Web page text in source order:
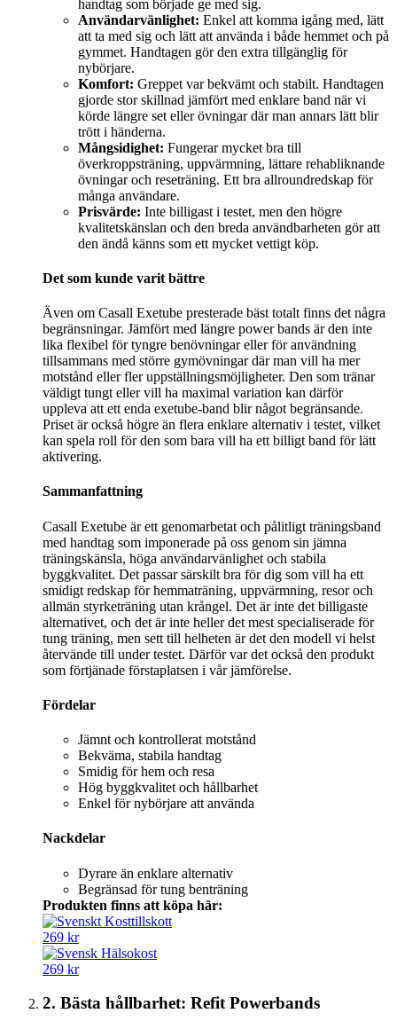
handtag som började ge med sig.
Användarvänlighet: Enkel att komma igång med, lätt
att ta med sig och lätt att använda i både hemmet och på
gymmet. Handtagen gör den extra tillgänglig för
nybörjare.
Komfort: Greppet var bekvämt och stabilt. Handtagen
gjorde stor skillnad jämfört med enklare band när vi
körde längre set eller övningar där man annars lätt blir
trött i händerna.
Mångsidighet: Fungerar mycket bra till
överkroppsträning, uppvärmning, lättare rehabliknande
övningar och reseträning. Ett bra allroundredskap för
många användare.
Prisvärde: Inte billigast i testet, men den högre
kvalitetskänslan och den breda användbarheten gör att
den ändå känns som ett mycket vettigt köp.
Det som kunde varit bättre
Även om Casall Exetube presterade bäst totalt finns det några
begränsningar. Jämfört med längre power bands är den inte
lika flexibel för tyngre benövningar eller för användning
tillsammans med större gymövningar där man vill ha mer
motstånd eller fler uppställningsmöjligheter. Den som tränar
väldigt tungt eller vill ha maximal variation kan därför
uppleva att ett enda exetube-band blir något begränsande.
Priset är också högre än flera enklare alternativ i testet, vilket
kan spela roll för den som bara vill ha ett billigt band för lätt
aktivering.
Sammanfattning
Casall Exetube är ett genomarbetat och pålitligt träningsband
med handtag som imponerade på oss genom sin jämna
träningskänsla, höga användarvänlighet och stabila
byggkvalitet. Det passar särskilt bra för dig som vill ha ett
smidigt redskap för hemmaträning, uppvärmning, resor och
allmän styrketräning utan krångel. Det är inte det billigaste
alternativet, och det är inte heller det mest specialiserade för
tung träning, men sett till helheten är det den modell vi helst
återvände till under testet. Därför var det också den produkt
som förtjänade förstaplatsen i vår jämförelse.
Fördelar
Jämnt och kontrollerat motstånd
Bekväma, stabila handtag
Smidig för hem och resa
Hög byggkvalitet och hållbarhet
Enkel för nybörjare att använda
Nackdelar
Dyrare än enklare alternativ
Begränsad för tung benträning
Produkten finns att köpa här:
269 kr
269 kr
2. Bästa hållbarhet: Refit Powerbands